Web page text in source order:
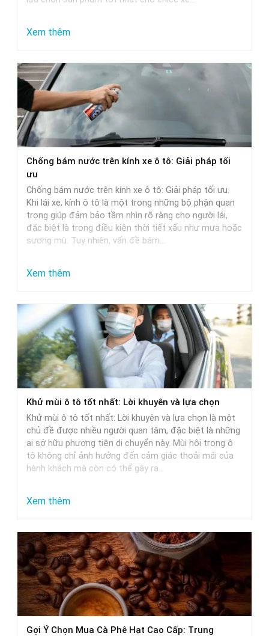
Xem thêm:
Dẫn
Chọn
Nước
Rửa
Xe
Phù
Nhất
Chống bám nước trên kính xe ô tô: Giải pháp tối
ưu
Chống bám nước trên kính xe ô tô: Giải pháp tối ưu.
Khi lái xe, kính ô tô là một trong những bộ phận quan
trọng giúp đảm bảo tầm nhìn rõ ràng cho người lái,
đặc biệt là trong điều kiện thời tiết xấu như mưa hoặc
sương mù. Tuy nhiên, vấn đề bám…
Xem thêm:
bám
nước
trên
kính
xe
ô
tô:
Giải
pháp
tối
ưu
Khử mùi ô tô tốt nhất: Lời khuyên và lựa chọn
Khử mùi ô tô tốt nhất: Lời khuyên và lựa chọn là một
chủ đề được nhiều người quan tâm, đặc biệt là những
ai sở hữu phương tiện di chuyển này. Mùi hôi trong ô
tô không chỉ ảnh hưởng đến cảm giác thoải mái của
hành khách mà còn có thể gây ra…
Xem thêm:
mùi
ô
tô
tốt
nhất:
Lời
Gợi Ý Chọn Mua Cà Phê Hạt Cao Cấp: Trung